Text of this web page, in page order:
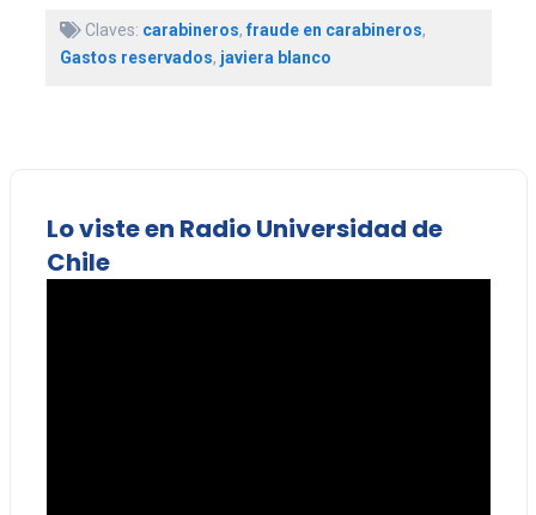
Claves: carabineros,fraude en carabineros,
Gastos reservados, javiera blanco
Lo viste en Radio Universidad de
Chile